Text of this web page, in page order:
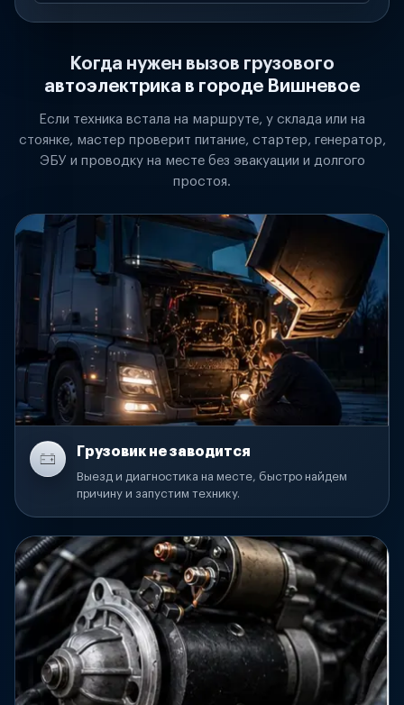
Когда нужен вызов грузового
автоэлектрика в городе Вишневое
Если техника встала на маршруте, у склада или на
стоянке, мастер проверит питание, стартер, генератор,
ЭБУ и проводку на месте без эвакуации и долгого
простоя.
Грузовик не заводится
Выезд и диагностика на месте, быстро найдем
причину и запустим технику.